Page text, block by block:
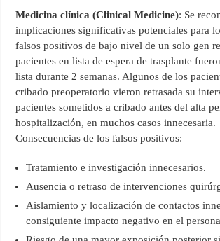
Medicina clínica (Clinical Medicine): Se
implicaciones significativas potenciales para
falsos positivos de bajo nivel de un solo gen
pacientes en lista de espera de trasplante
lista durante 2 semanas. Algunos de los
cribado preoperatorio vieron retrasada su
pacientes sometidos a cribado antes del alta
hospitalización, en muchos casos innecesaria.
Consecuencias de los falsos positivos:
Tratamiento e investigación innecesarios.
Ausencia o retraso de intervenciones
Aislamiento y localización de contactos
consiguiente impacto negativo en el